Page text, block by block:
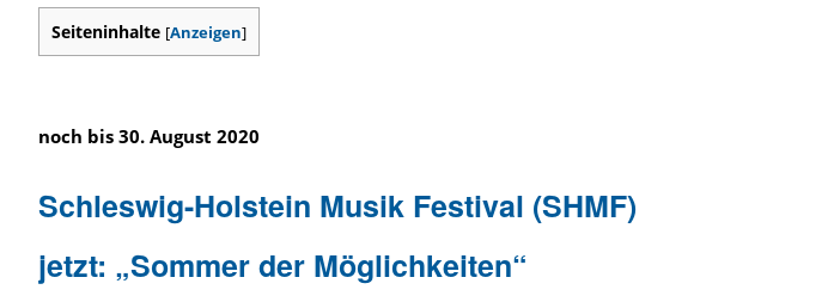
Seiteninhalte [Anzeigen]
noch bis 30. August 2020
Schleswig-Holstein Musik Festival (SHMF)
jetzt: „Sommer der Möglichkeiten“